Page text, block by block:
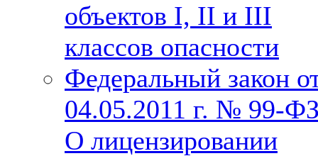
объектов I, II и III
классов опасности
Федеральный закон
04.05.2011 г. № 99-
О лицензировании